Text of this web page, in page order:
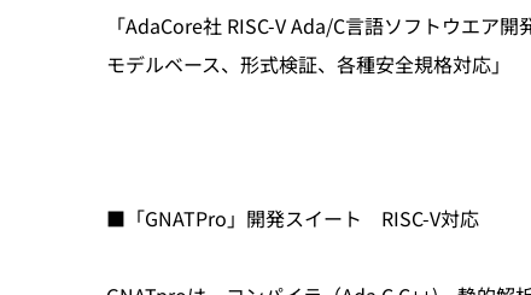
「AdaCore社 RISC-V Ada/C言語ソフトウエア開
モデルベース、形式検証、各種安全規格対応」
■「GNATPro」開発スイート RISC-V対応